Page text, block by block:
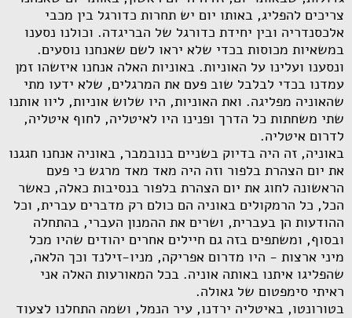
צריכים להפליג, באותו יום יש תחרות כדורגל בין מכבי
אלכסנדריה ובין יחידת כדורגל של הבריגדה. וכולנו נסענו
במשאיות מכוסות בכדי שלא יראו לשם שאנחנו נוסעים.
ונסענו ועלינו על האוניות. באוניות האלה אנחנו איזשהו זמן
עמדנו בכדי לבלבל שוב פעם את המרגלים, שלא ידעו מתי
שהאוניה מפליגה. ואת האוניות, היו שלוש אוניות, ליוו אותנו
שתי משחתות כל הדרך ופנינו היו לאיטליה, לחוף איטליה,
לדרום איטליה.
באוניה, זה היה בדיוק בשניים בנובמבר, באוניה אנחנו חגגנו
את יום הצהרת בלפור וזה היה מאד מאד מרגש כי פעם
הראשונה לחוג את יום הצהרת בלפור בנסיבות כאלה, כאשר
הכל, כל הרמקולים באוניה הם כולם רק מדברים עברית, וכל
ההודעות הן בעברית, ושרים את ההמנון העברי, בהתחלה
ובסוף, ומשתפים בזה גם חיילים אחרים יהודים שהיו מכל
מיני ארצות - היו מדרום אפריקה, מניו-זילנד וכך הלאה,
שהפליגו איתנו באותה אוניה. בכל המאורעות האלה אני
ראיתי סימפטום של גאולה.
בטורונטו, באיטליה ירדנו, עיר הנמל, ושמה התחלנו לצעוד